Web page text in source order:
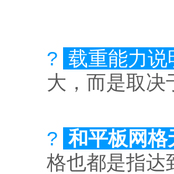
? 载重能力
大，而是取决
? 和平板网
格也都是指达